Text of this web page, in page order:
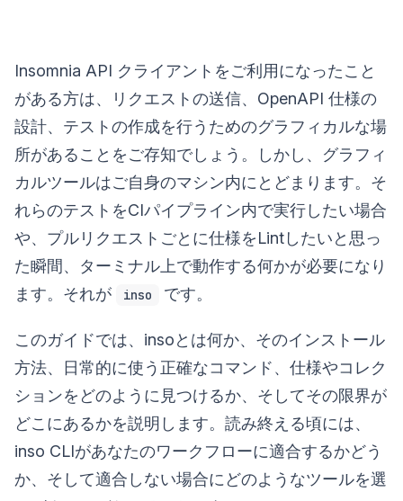
Insomnia API クライアントをご利用になったこと
がある方は、リクエストの送信、OpenAPI 仕様の
設計、テストの作成を行うためのグラフィカルな場
所があることをご存知でしょう。しかし、グラフィ
カルツールはご自身のマシン内にとどまります。そ
れらのテストをCIパイプライン内で実行したい場合
や、プルリクエストごとに仕様をLintしたいと思っ
た瞬間、ターミナル上で動作する何かが必要になり
ます。それが
inso です。
このガイドでは、insoとは何か、そのインストール
方法、日常的に使う正確なコマンド、仕様やコレク
ションをどのように見つけるか、そしてその限界が
どこにあるかを説明します。読み終える頃には、
inso CLIがあなたのワークフローに適合するかどう
か、そして適合しない場合にどのようなツールを選